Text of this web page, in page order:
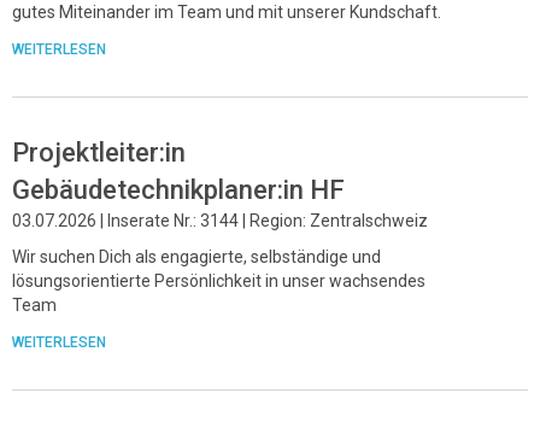
gutes Miteinander im Team und mit unserer Kundschaft.
WEITERLESEN
Projektleiter:in
Gebäudetechnikplaner:in HF
03.07.2026 | Inserate Nr.: 3144 | Region: Zentralschweiz
Wir suchen Dich als engagierte, selbständige und
lösungsorientierte Persönlichkeit in unser wachsendes
Team
WEITERLESEN